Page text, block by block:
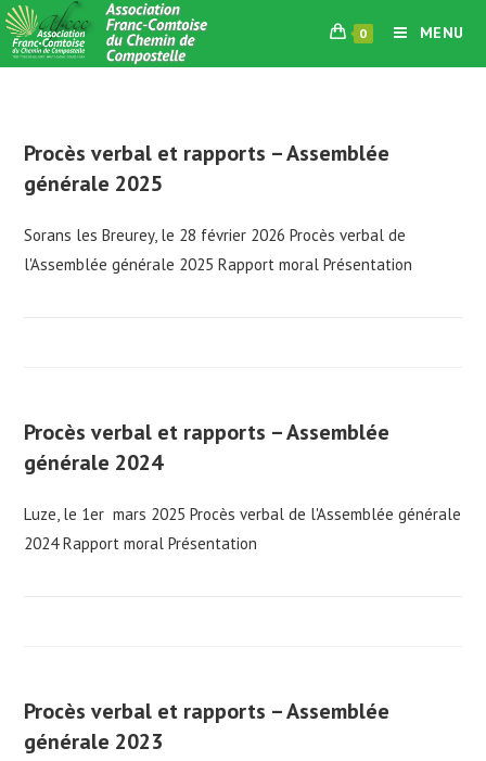
Skip
to
content
0 MENU
Procès verbal et rapports – Assemblée
générale 2025
Sorans les Breurey, le 28 février 2026 Procès verbal de
l'Assemblée générale 2025 Rapport moral Présentation
Procès verbal et rapports – Assemblée
générale 2024
Luze, le 1er mars 2025 Procès verbal de l'Assemblée générale
2024 Rapport moral Présentation
Procès verbal et rapports – Assemblée
générale 2023